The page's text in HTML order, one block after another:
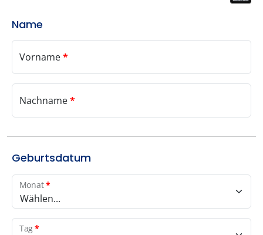
Name
Vorname*
Nachname*
Geburtsdatum
Wählen...
Monat*
Tag*